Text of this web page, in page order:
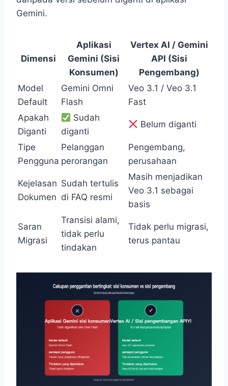
Gemini.
Dimensi
Aplikasi
Gemini (Sisi
Konsumen)
Vertex AI / Gemini
API (Sisi
Pengembang)
Model
Default
Gemini Omni
Flash
Veo 3.1 / Veo 3.1
Fast
Apakah
Diganti
Sudah
diganti
Belum diganti
Tipe
Pengguna
Pelanggan
perorangan
Pengembang,
perusahaan
Kejelasan
Dokumen
Sudah tertulis
di FAQ resmi
Masih menjadikan
Veo 3.1 sebagai
basis
Saran
Migrasi
Transisi alami,
tidak perlu
tindakan
Tidak perlu migrasi,
terus pantau